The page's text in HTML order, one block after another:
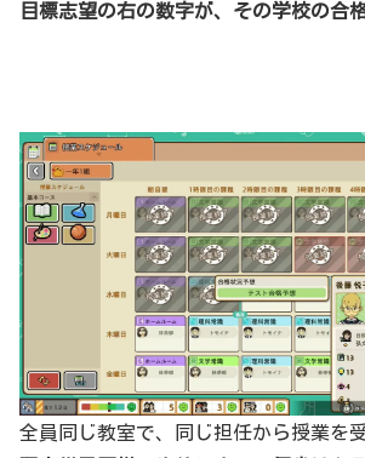
目標志望の右の数字が、その学校の合
全員同じ教室で、同じ担任から授業を